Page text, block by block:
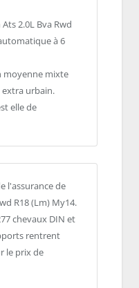
2.0L Bva Rwd
à 6
moyenne mixte
extra urbain.
elle de
l'assurance de
R18 (Lm) My14.
chevaux DIN et
rentrent
le prix de